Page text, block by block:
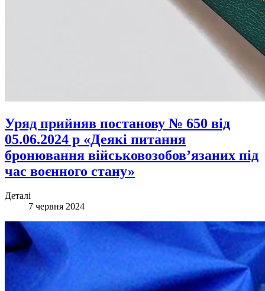
Уряд прийняв постанову № 650 від
05.06.2024 р «Деякі питання
бронювання військовозобов’язаних під
час воєнного стану»
Деталі
7 червня 2024